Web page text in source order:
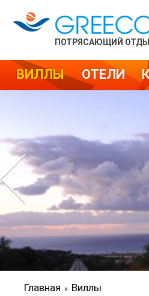
ПОТРЯСАЮЩИЙ
ВИЛЛЫ ОТЕЛИ
Главная » Виллы